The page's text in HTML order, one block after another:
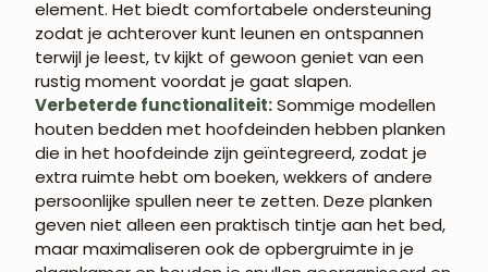
element. Het biedt comfortabele ondersteuning
zodat je achterover kunt leunen en ontspannen
terwijl je leest, tv kijkt of gewoon geniet van een
rustig moment voordat je gaat slapen.
Verbeterde functionaliteit:Sommige modellen
houten bedden met hoofdeinden hebben planken
die in het hoofdeinde zijn geïntegreerd, zodat je
extra ruimte hebt om boeken, wekkers of andere
persoonlijke spullen neer te zetten. Deze planken
geven niet alleen een praktisch tintje aan het bed,
maar maximaliseren ook de opbergruimte in je